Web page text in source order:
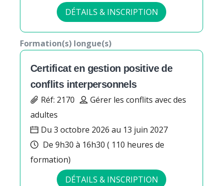
DÉTAILS & INSCRIPTION
Formation(s) longue(s)
Certificat en gestion positive de
conflits interpersonnels
Réf: 2170
Gérer les conflits avec des
adultes
Du 3 octobre 2026 au 13 juin 2027
De 9h30 à 16h30 ( 110 heures de
formation)
DÉTAILS & INSCRIPTION